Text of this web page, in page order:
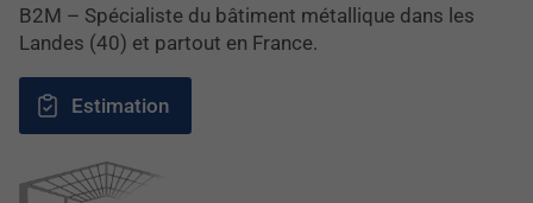
B2M – Spécialiste du bâtiment métallique dans les
Landes (40) et partout en France.
Estimation